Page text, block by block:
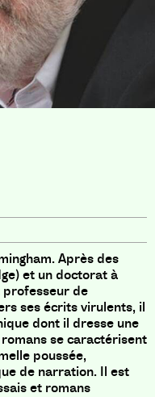
Après des
et un doctorat à
professeur de
ses écrits virulents, il
dont il dresse une
se caractérisent
poussée,
de narration. Il est
et romans